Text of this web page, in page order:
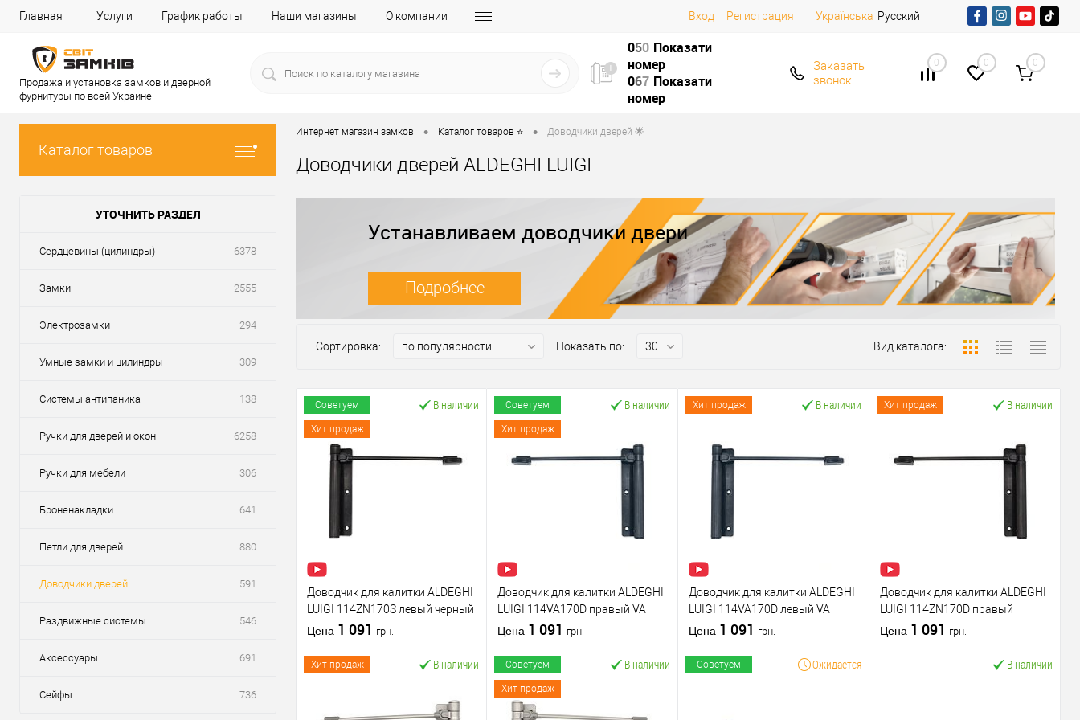
Главная Услуги График работы Наши магазины О компании Вход Регистрация Українська Русский
Продажа и установка замков и дверной
фурнитуры по всей Украине
050 Показати
номер
067 Показати
номер
Заказать
звонок
0 0 0
Каталог товаров
УТОЧНИТЬ РАЗДЕЛ
Сердцевины (цилиндры) 6378
Замки 2555
Электрозамки 294
Умные замки и цилиндры 309
Системы антипаника 138
Ручки для дверей и окон 6258
Ручки для мебели 306
Броненакладки 641
Петли для дверей 880
Доводчики дверей 591
Раздвижные системы 546
Аксессуары 691
Сейфы 736
Интернет магазин замков • Каталог товаров ⭐ • Доводчики дверей 🌟
Доводчики дверей ALDEGHI LUIGI
Устанавливаем доводчики двери
Подробнее
Сортировка: Показать по: Вид каталога:
Советуем
Хит продаж
В наличии
Доводчик для калитки ALDEGHI
LUIGI 114ZN170S левый черный
цинк
Цена 1 091 грн.
Советуем
Хит продаж
В наличии
Доводчик для калитки ALDEGHI
LUIGI 114VA170D правый VA
антрацит
Цена 1 091 грн.
Хит продаж В наличии
Доводчик для калитки ALDEGHI
LUIGI 114VA170D левый VA
антрацит
Цена 1 091 грн.
Хит продаж В наличии
Доводчик для калитки ALDEGHI
LUIGI 114ZN170D правый
черный цинк
Цена 1 091 грн.
Хит продаж В наличии Советуем
Хит продаж
В наличии Советуем Ожидается В наличии